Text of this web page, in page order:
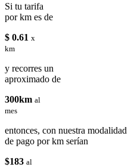
Si tu tarifa
por km es de
$ 0.61 x
km
y recorres un
aproximado de
300km al
mes
entonces, con nuestra modalidad
de pago por km serían
$183 al